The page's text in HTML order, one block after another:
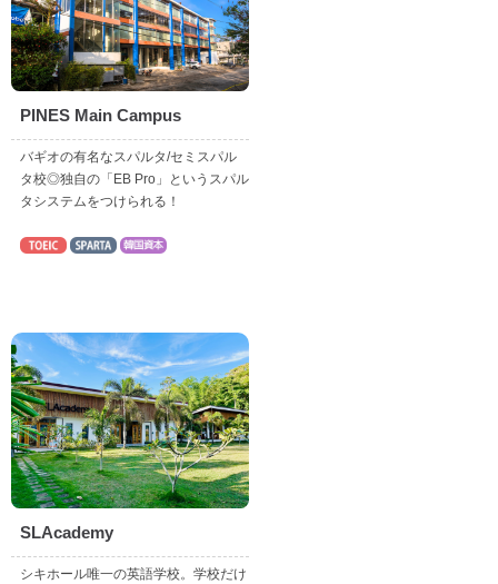
PINES Main Campus
バギオの有名なスパルタ/セミスパル
タ校◎独自の「EB Pro」というスパル
タシステムをつけられる！
SLAcademy
シキホール唯一の英語学校。学校だけ